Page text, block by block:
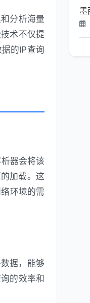
分析海量
术不仅提
的IP查询
器会将该
加载。这
环境的需
据，能够
的效率和
墨